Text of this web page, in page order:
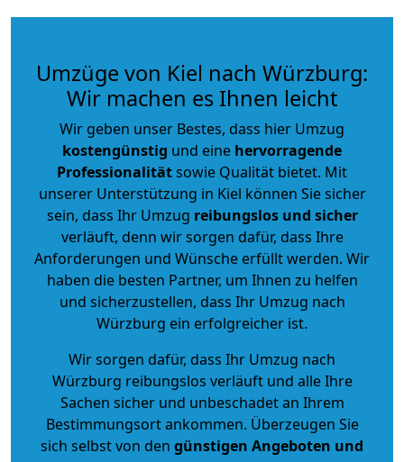
Umzüge von Kiel nach Würzburg:
Wir machen es Ihnen leicht
Wir geben unser Bestes, dass hier Umzug
kostengünstig und eine hervorragende
Professionalitätsowie Qualität bietet. Mit
unserer Unterstützung in Kiel können Sie sicher
sein, dass Ihr Umzug reibungslos und sicher
verläuft, denn wir sorgen dafür, dass Ihre
Anforderungen und Wünsche erfüllt werden. Wir
haben die besten Partner, um Ihnen zu helfen
und sicherzustellen, dass Ihr Umzug nach
Würzburg ein erfolgreicher ist.
Wir sorgen dafür, dass Ihr Umzug nach
Würzburg reibungslos verläuft und alle Ihre
Sachen sicher und unbeschadet an Ihrem
Bestimmungsort ankommen. Überzeugen Sie
sich selbst von den günstigen Angeboten und